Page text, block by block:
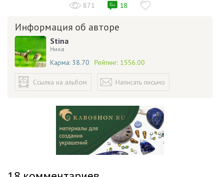
871 18
Информация об авторе
Stina
Ника
Карма: 38.70 Рейтинг: 1556.00
Ссылка на альбом Написать письмо